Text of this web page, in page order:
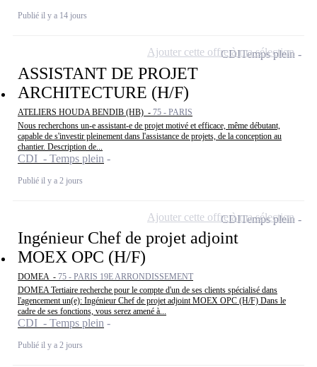
Publié il y a 14 jours
ASSISTANT DE PROJET
ARCHITECTURE (H/F)
ATELIERS HOUDA BENDIB (HB) - 75 - PARIS
Nous recherchons un-e assistant-e de projet motivé et efficace, même débutant,
capable de s'investir pleinement dans l'assistance de projets, de la conception au
chantier. Description de...
CDI - Temps plein
Publié il y a 2 jours
CDITemps plein
Ajouter cette offre à ma sélection
Ingénieur Chef de projet adjoint
MOEX OPC (H/F)
DOMEA - 75 - PARIS 19E ARRONDISSEMENT
DOMEA Tertiaire recherche pour le compte d'un de ses clients spécialisé dans
l'agencement un(e): Ingénieur Chef de projet adjoint MOEX OPC (H/F) Dans le
cadre de ses fonctions, vous serez amené à...
CDI - Temps plein
Publié il y a 2 jours
CDITemps plein
Ajouter cette offre à ma sélection